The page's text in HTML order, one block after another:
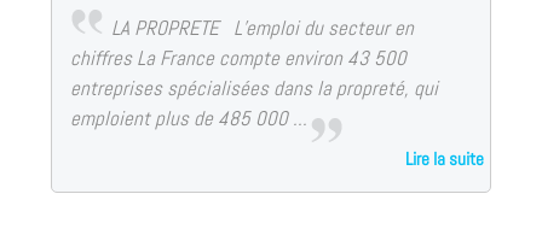
LA PROPRETE L’emploi du secteur en
chiffres La France compte environ 43 500
entreprises spécialisées dans la propreté, qui
emploient plus de 485 000 ...
Lire la suite